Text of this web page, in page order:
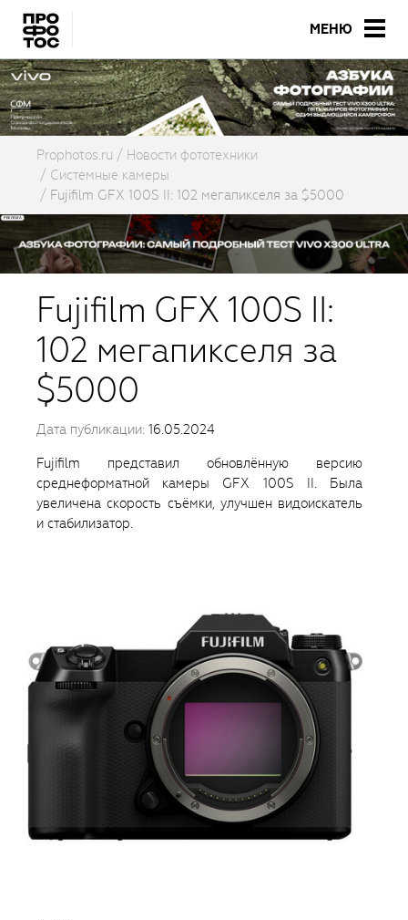
МЕНЮ
Prophotos.ru
Новости фототехники
Системные камеры
Fujifilm GFX 100S II: 102 мегапикселя за $5000
Fujifilm GFX 100S II:
102 мегапикселя за
$5000
Дата публикации: 16.05.2024
Fujifilm представил обновлённую версию
среднеформатной камеры GFX 100S II. Была
увеличена скорость съёмки, улучшен видоискатель
и стабилизатор.